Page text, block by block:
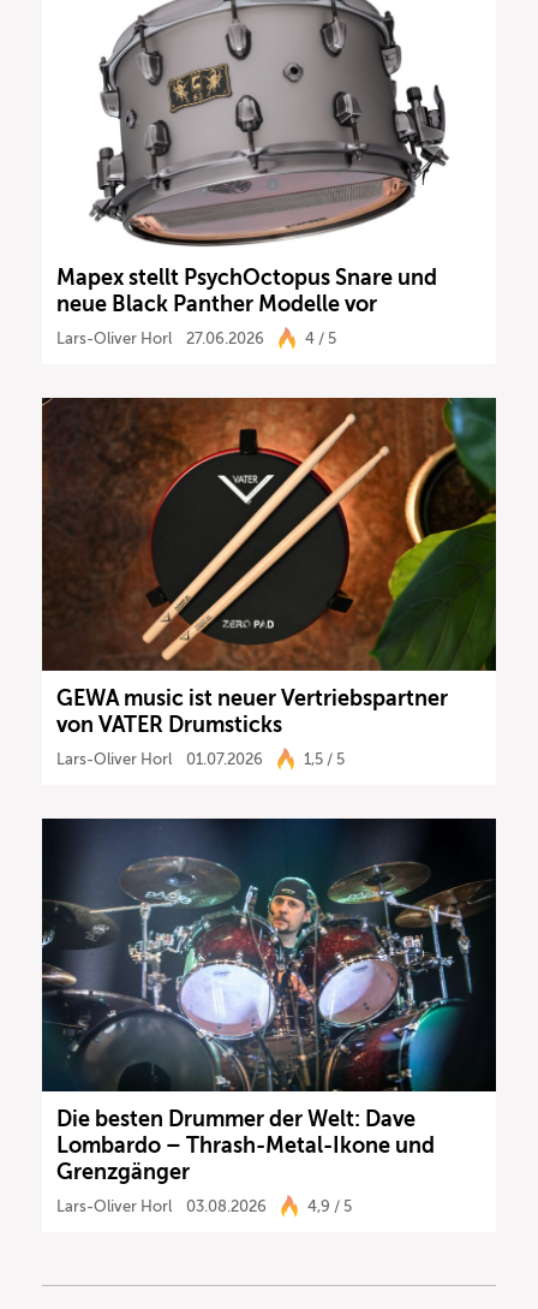
Mapex stellt PsychOctopus Snare und
neue Black Panther Modelle vor
Lars-Oliver Horl 27.06.2026 4 / 5
GEWA music ist neuer Vertriebspartner
von VATER Drumsticks
Lars-Oliver Horl 01.07.2026 1,5 / 5
Die besten Drummer der Welt: Dave
Lombardo – Thrash-Metal-Ikone und
Grenzgänger
Lars-Oliver Horl 03.08.2026 4,9 / 5